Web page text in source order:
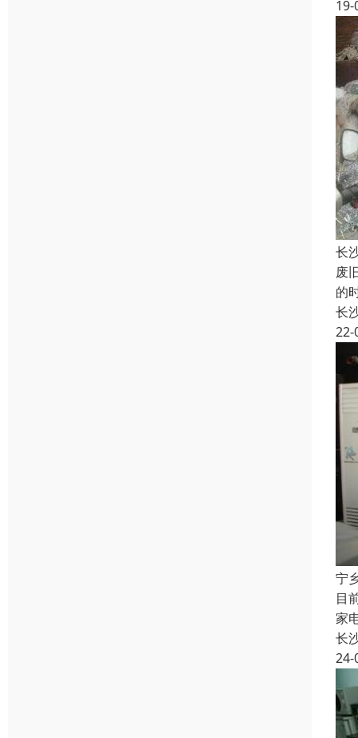
19-
长
废
的
长
22-
宁
目
家
长
24-